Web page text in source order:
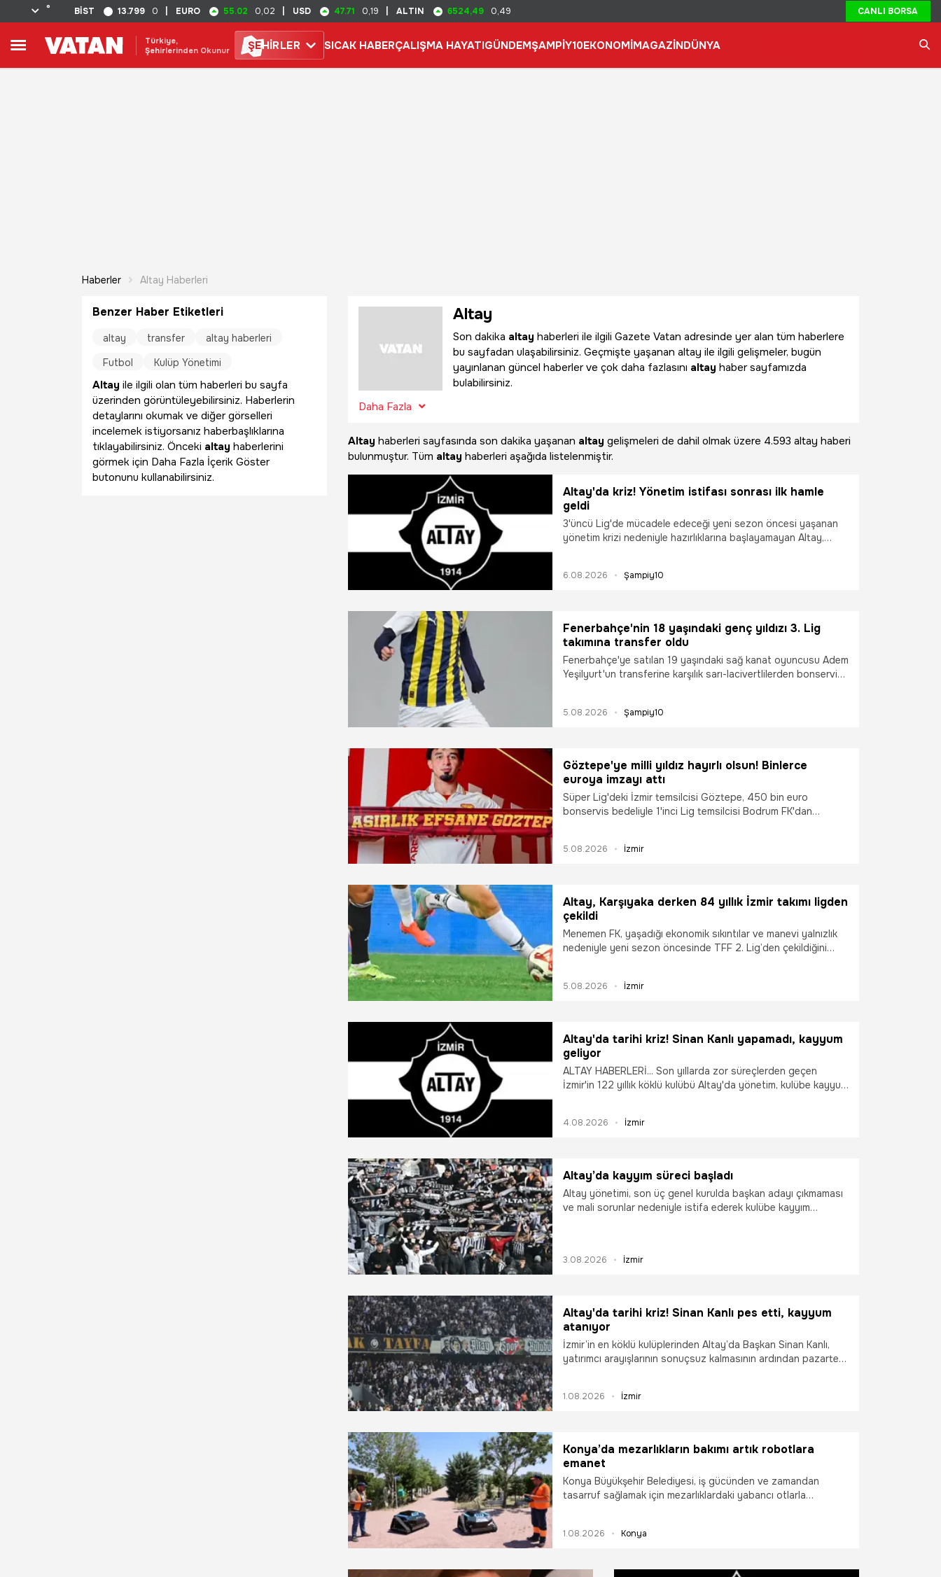
° BİST 13.799 0 EURO 55.02 0,02 USD 47.71 0,19 ALTIN 6524,49 0,49 CANLI BORSA
Türkiye,
Şehirlerinden Okunur
ŞEHİRLER SICAK HABERÇALIŞMA HAYATIGÜNDEMŞAMPİY10EKONOMİMAGAZİNDÜNYA
Haberler Altay Haberleri
Altay
Son dakika altay haberleri ile ilgili Gazete Vatan adresinde yer alan tüm haberlere
bu sayfadan ulaşabilirsiniz. Geçmişte yaşanan altay ile ilgili gelişmeler, bugün
yayınlanan güncel haberler ve çok daha fazlasını altay haber sayfamızda
bulabilirsiniz.
Daha Fazla
Altay haberleri sayfasında son dakika yaşanan altay gelişmeleri de dahil olmak üzere 4.593 altay haberi
bulunmuştur. Tüm altay haberleri aşağıda listelenmiştir.
Altay'da kriz! Yönetim istifası sonrası ilk hamle
geldi
3'üncü Lig'de mücadele edeceği yeni sezon öncesi yaşanan
yönetim krizi nedeniyle hazırlıklarına başlayamayan Altay,
6.08.2026 Şampiy10
Fenerbahçe'nin 18 yaşındaki genç yıldızı 3. Lig
takımına transfer oldu
Fenerbahçe'ye satılan 19 yaşındaki sağ kanat oyuncusu Adem
Yeşilyurt'un transferine karşılık sarı-lacivertlilerden bonservis
kadrosuna kattı.
5.08.2026 Şampiy10
Göztepe'ye milli yıldız hayırlı olsun! Binlerce
euroya imzayı attı
Süper Lig'deki İzmir temsilcisi Göztepe, 450 bin euro
bonservis bedeliyle 1'inci Lig temsilcisi Bodrum FK'dan
5.08.2026 İzmir
Altay, Karşıyaka derken 84 yıllık İzmir takımı ligden
çekildi
Menemen FK, yaşadığı ekonomik sıkıntılar ve manevi yalnızlık
nedeniyle yeni sezon öncesinde TFF 2. Lig’den çekildiğini
5.08.2026 İzmir
Altay'da tarihi kriz! Sinan Kanlı yapamadı, kayyum
geliyor
ALTAY HABERLERİ... Son yıllarda zor süreçlerden geçen
İzmir'in 122 yıllık köklü kulübü Altay'da yönetim, kulübe kayyum
4.08.2026 İzmir
Altay’da kayyım süreci başladı
Altay yönetimi, son üç genel kurulda başkan adayı çıkmaması
ve mali sorunlar nedeniyle istifa ederek kulübe kayyım
3.08.2026 İzmir
Altay'da tarihi kriz! Sinan Kanlı pes etti, kayyum
atanıyor
İzmir’in en köklü kulüplerinden Altay’da Başkan Sinan Kanlı,
yatırımcı arayışlarının sonuçsuz kalmasının ardından pazartesi
1.08.2026 İzmir
Konya’da mezarlıkların bakımı artık robotlara
emanet
Konya Büyükşehir Belediyesi, iş gücünden ve zamandan
tasarruf sağlamak için mezarlıklardaki yabancı otlarla
1.08.2026 Konya
Benzer Haber Etiketleri
altay transfer
altay haberleri
Futbol
Kulüp Yönetimi
Altay ile ilgili olan tüm haberleri bu sayfa
üzerinden görüntüleyebilirsiniz. Haberlerin
detaylarını okumak ve diğer görselleri
incelemek istiyorsanız haberbaşlıklarına
tıklayabilirsiniz. Önceki altay haberlerini
görmek için Daha Fazla İçerik Göster
butonunu kullanabilirsiniz.